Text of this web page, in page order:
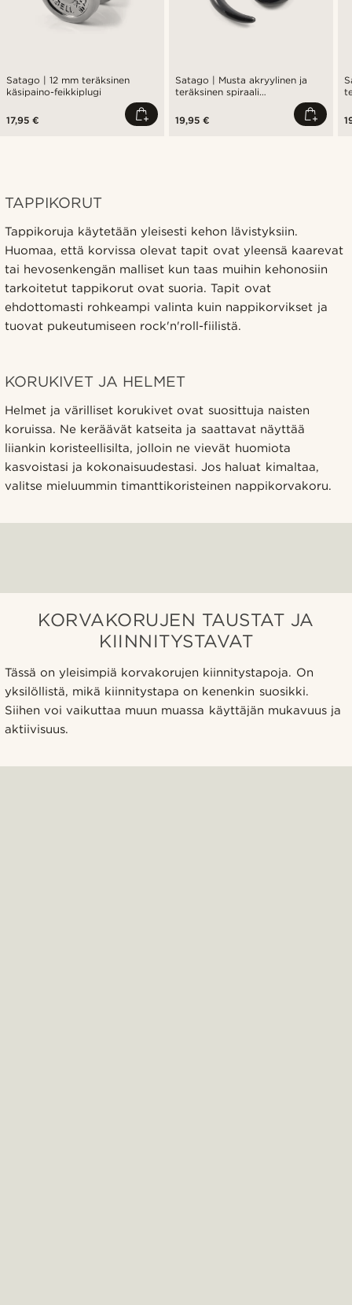
Satago | 12 mm teräksinen
käsipaino-feikkiplugi
17,95 €
Satago | Musta akryylinen ja
teräksinen spiraali
19,95 €
TAPPIKORUT
Tappikoruja käytetään yleisesti kehon lävistyksiin.
Huomaa, että korvissa olevat tapit ovat yleensä kaarevat
tai hevosenkengän malliset kun taas muihin kehonosiin
tarkoitetut tappikorut ovat suoria. Tapit ovat
ehdottomasti rohkeampi valinta kuin nappikorvikset ja
tuovat pukeutumiseen rock'n'roll-fiilistä.
KORUKIVET JA HELMET
Helmet ja värilliset korukivet ovat suosittuja naisten
koruissa. Ne keräävät katseita ja saattavat näyttää
liiankin koristeellisilta, jolloin ne vievät huomiota
kasvoistasi ja kokonaisuudestasi. Jos haluat kimaltaa,
valitse mieluummin timanttikoristeinen nappikorvakoru.
KORVAKORUJEN TAUSTAT JA
KIINNITYSTAVAT
Tässä on yleisimpiä korvakorujen kiinnitystapoja. On
yksilöllistä, mikä kiinnitystapa on kenenkin suosikki.
Siihen voi vaikuttaa muun muassa käyttäjän mukavuus ja
aktiivisuus.